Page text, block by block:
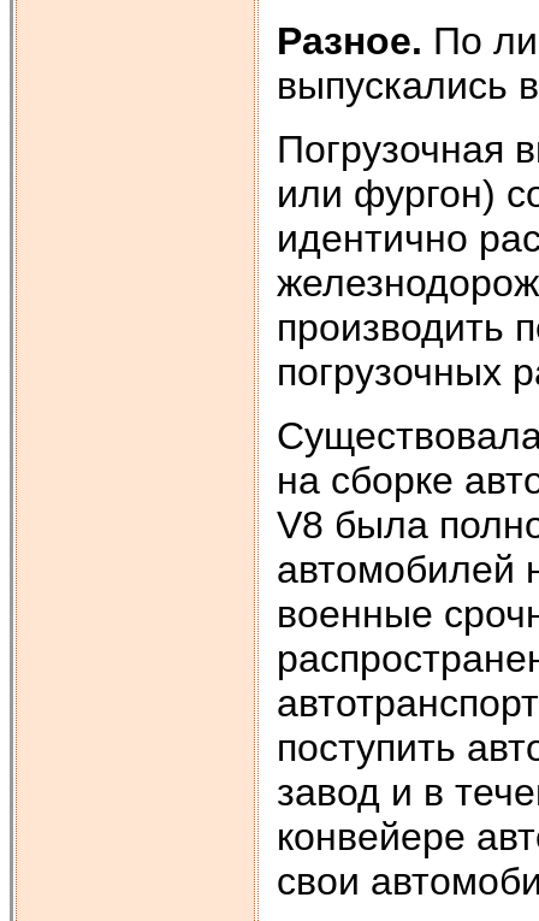
Разное. По
выпускались
Погрузочная
или фургон)
идентично
производить
погрузочных
на сборке
V8 была
автомобилей
военные
поступить
завод и в
конвейере
свои